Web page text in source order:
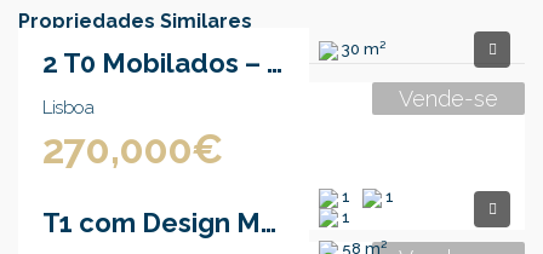
Propriedades Similares
Vende-se
2 T0 Mobilados – Metro Santa Apolónia
Lisboa
270,000€
30 m²
T1 com Design Moderno – Arruda dos Vinhos
1
1
1
58 m²